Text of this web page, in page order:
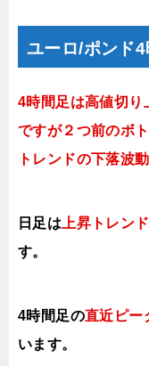
ユーロ/ポンド
4時間足は高値切り
ですが２つ前のボ
トレンドの下落波動
日足は 上昇 トレンド
す。
4時間足の直近ピー
います。